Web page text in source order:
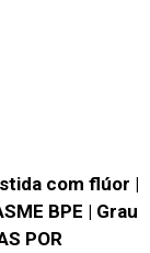
com flúor |
BPE | Grau
POR